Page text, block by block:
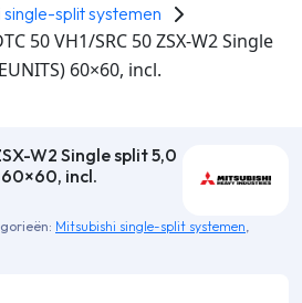
single-split systemen
50 VH1/SRC 50 ZSX-W2 Single
60×60, incl.
W2 Single split 5,0
60×60, incl.
Mitsubishi single-split systemen,